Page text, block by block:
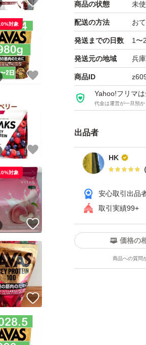
防水対策のためビ
す。
ゆうパケットポス
HK260314-003
商品の状態 未
配送の方法 お
発送までの日数 1〜
発送元の地域 兵
商品ID
Yahoo!フリマ
代金は運営が一旦預
出品者
HK
安心取引出品
取引実績99+
価格の
商品への質問
対象
対象
いいね！